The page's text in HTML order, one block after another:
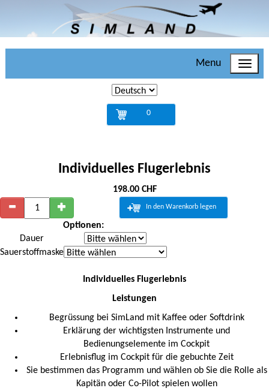
Menu
0
Individuelles Flugerlebnis
198.00 CHF
In den Warenkorb legen
Optionen:
Dauer
Sauerstoffmaske
Individuelles Flugerlebnis
Leistungen
Begrüssung bei SimLand mit Kaffee oder Softdrink
Erklärung der wichtigsten Instrumente und
Bedienungselemente im Cockpit
Erlebnisflug im Cockpit für die gebuchte Zeit
Sie bestimmen das Programm und wählen ob Sie die Rolle als
Kapitän oder Co-Pilot spielen wollen